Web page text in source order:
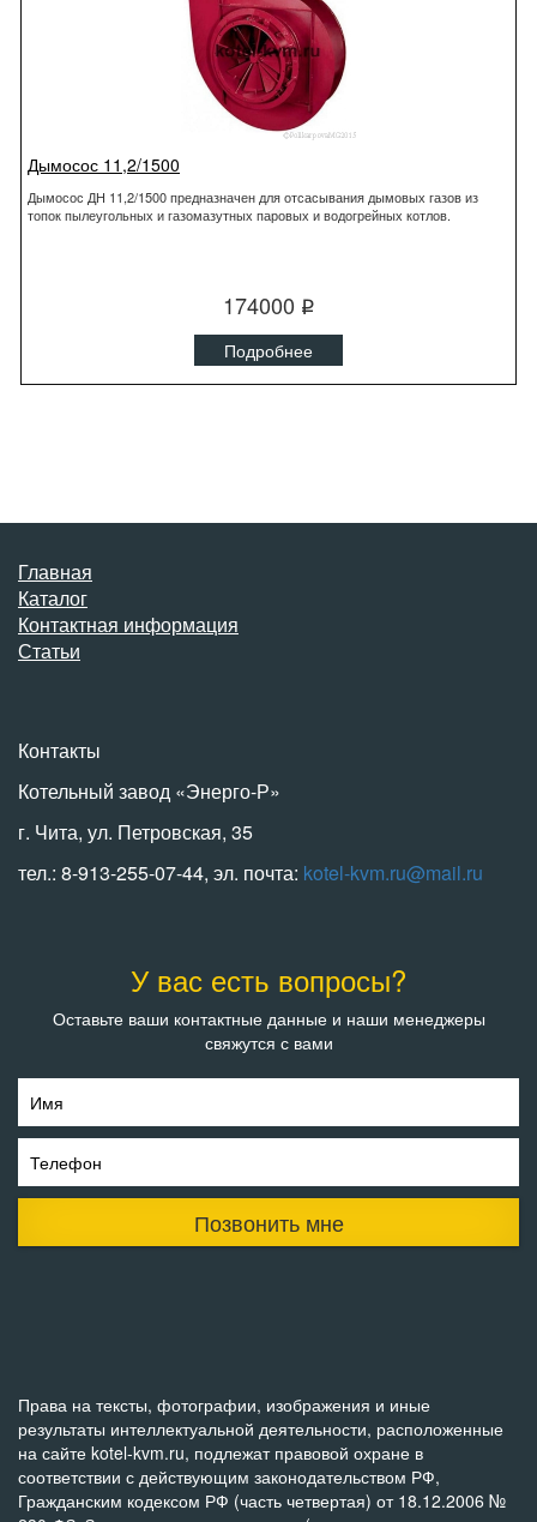
Дымосос 11,2/1500
Дымосос ДН 11,2/1500 предназначен для отсасывания дымовых газов из
топок пылеугольных и газомазутных паровых и водогрейных котлов.
174000 q
Подробнее
Главная
Каталог
Контактная информация
Статьи
Контакты
Котельный завод «Энерго-Р»
г. Чита, ул. Петровская, 35
тел.: 8-913-255-07-44, эл. почта: kotel-kvm.ru@mail.ru
У вас есть вопросы?
Оставьте ваши контактные данные и наши менеджеры
свяжутся с вами
Имя
Телефон
Позвонить мне
Права на тексты, фотографии, изображения и иные
результаты интеллектуальной деятельности, расположенные
на сайте kotel-kvm.ru, подлежат правовой охране в
соответствии с действующим законодательством РФ,
Гражданским кодексом РФ (часть четвертая) от 18.12.2006 №